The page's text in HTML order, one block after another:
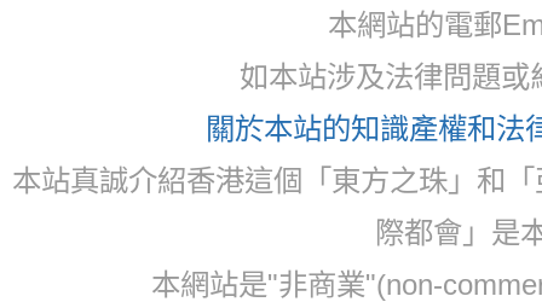
本網站的電郵
如本站涉及法律問題
關於本站的知識產權和法
本站真誠介紹香港這個「東方之珠」和
際都會」是
本網站是"非商業"(non-